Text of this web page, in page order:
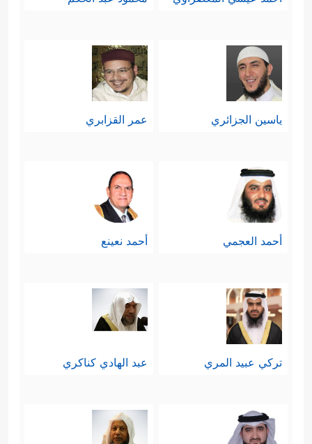
ياسين الجزائري عمر القزابري
أحمد العجمي أحمد نعينع
تركي عبيد المري عبد الهادي كناكري